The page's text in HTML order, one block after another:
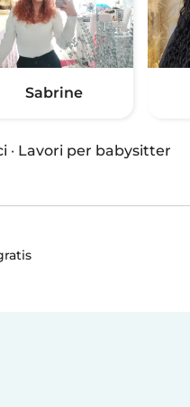
Sabrine
· Lavori per babysitter